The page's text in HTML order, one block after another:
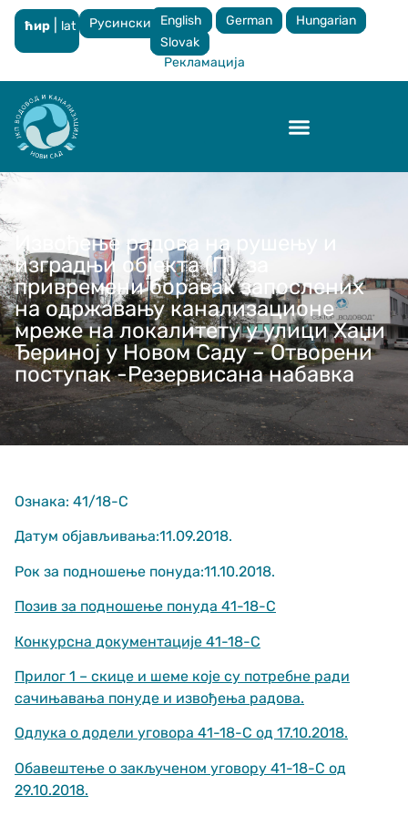
Рекламација
ћир lat Русински English German
Hungarian
Slovak
Извођење радова на рушењу и
изградњи објекта (П), за
привремени боравак запослених
на одржавању канализационе
мреже на локалитету у улици Хаџи
Ђериној у Новом Саду – Отворени
поступак -Резервисана набавка
Ознака: 41/18-С
Датум објављивања:11.09.2018.
Рок за подношење понуда:11.10.2018.
Позив за подношење понуда 41-18-С
Конкурсна документације 41-18-С
Прилог 1 – скице и шеме које су потребне ради
сачињавања понуде и извођења радова.
Одлука о додели уговора 41-18-С од 17.10.2018.
Обавештење о закљученом уговору 41-18-С од
29.10.2018.
Неопходно
cookies are
They are
the website
to function.
In order for us
to improve